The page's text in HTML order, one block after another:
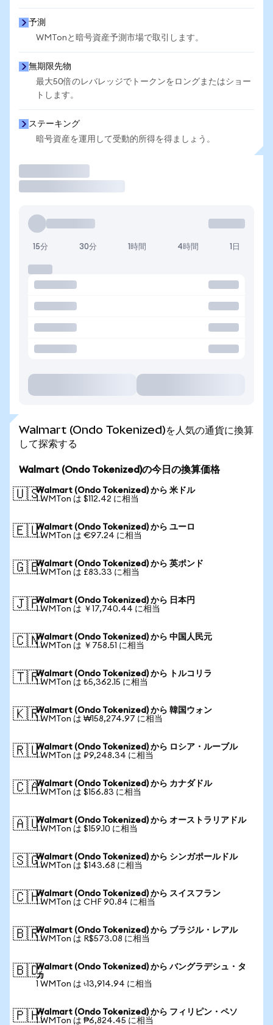
予測
WMTonと暗号資産予測市場で取引します。
無期限先物
最大50倍のレバレッジでトークンをロングまたはショー
トします。
ステーキング
暗号資産を運用して受動的所得を得ましょう。
15分 30分 1時間 4時間 1日
Walmart (Ondo Tokenized)を人気の通貨に換算
して探索する
Walmart (Ondo Tokenized)の今日の換算価格
🇺🇸Walmart (Ondo Tokenized) から 米ドル
1 WMTon は $112.42 に相当
🇪🇺Walmart (Ondo Tokenized) から ユーロ
1 WMTon は €97.24 に相当
🇬🇧Walmart (Ondo Tokenized) から 英ポンド
1 WMTon は £83.33 に相当
🇯🇵Walmart (Ondo Tokenized) から 日本円
1 WMTon は ￥17,740.44 に相当
🇨🇳Walmart (Ondo Tokenized) から 中国人民元
1 WMTon は ￥758.51 に相当
🇹🇷Walmart (Ondo Tokenized) から トルコリラ
1 WMTon は ₺5,362.15 に相当
🇰🇷Walmart (Ondo Tokenized) から 韓国ウォン
1 WMTon は ₩158,274.97 に相当
🇷🇺Walmart (Ondo Tokenized) から ロシア・ルーブル
1 WMTon は ₽9,248.34 に相当
🇨🇦Walmart (Ondo Tokenized) から カナダドル
1 WMTon は $156.83 に相当
🇦🇺Walmart (Ondo Tokenized) から オーストラリアドル
1 WMTon は $159.10 に相当
🇸🇬Walmart (Ondo Tokenized) から シンガポールドル
1 WMTon は $143.68 に相当
🇨🇭Walmart (Ondo Tokenized) から スイスフラン
1 WMTon は CHF 90.84 に相当
🇧🇷Walmart (Ondo Tokenized) から ブラジル・レアル
1 WMTon は R$573.08 に相当
🇧🇩Walmart (Ondo Tokenized) から バングラデシュ・タ
カ
1 WMTon は ৳13,914.94 に相当
🇵🇭Walmart (Ondo Tokenized) から フィリピン・ペソ
1 WMTon は ₱6,824.45 に相当